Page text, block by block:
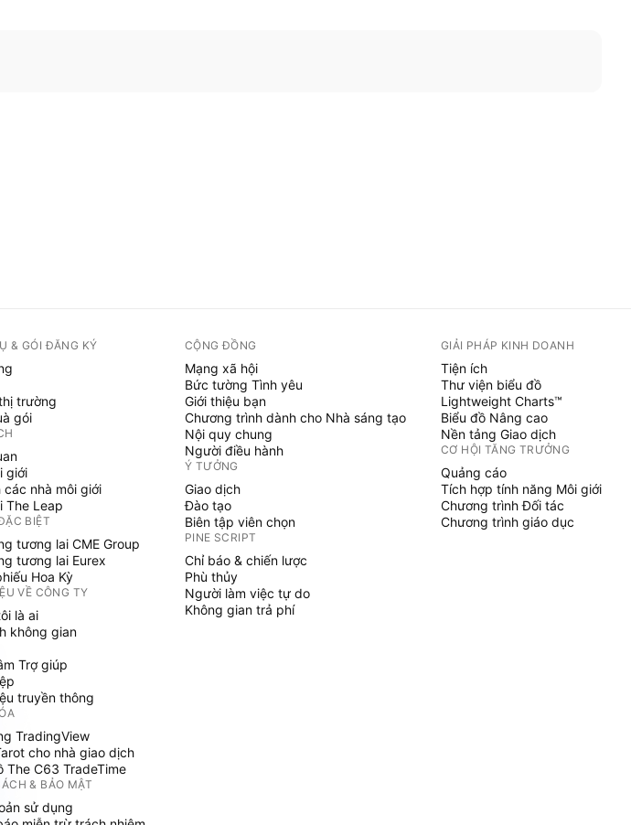
& GÓI ĐĂNG KÝ
trường
gói
giới
các nhà môi giới
The Leap
BIỆT
tương lai CME Group
tương lai Eurex
Hoa Kỳ
VỀ CÔNG TY
là ai
không gian
Trợ giúp
truyền thông
TradingView
cho nhà giao dịch
The C63 TradeTime
& BẢO MẬT
sử dụng
CỘNG ĐỒNG
Mạng xã hội
Bức tường Tình yêu
Giới thiệu bạn
Chương trình dành cho Nhà sáng tạo
Nội quy chung
Người điều hành
Ý TƯỞNG
Giao dịch
Đào tạo
Biên tập viên chọn
PINE SCRIPT
Chỉ báo & chiến lược
Phù thủy
Người làm việc tự do
Không gian trả phí
GIẢI PHÁP KINH DOANH
Tiện ích
Thư viện biểu đồ
Lightweight Charts™
Biểu đồ Nâng cao
Nền tảng Giao dịch
CƠ HỘI TĂNG TRƯỞNG
Quảng cáo
Tích hợp tính năng Môi giới
Chương trình Đối tác
Chương trình giáo dục